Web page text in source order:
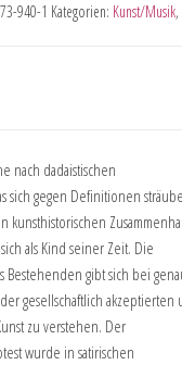
940-1 Kategorien: Kunst/Musik,
nach dadaistischen
sich gegen Definitionen
kunsthistorischen
als Kind seiner Zeit. Die
Bestehenden gibt sich bei
gesellschaftlich akzeptierten
zu verstehen. Der
wurde in satirischen